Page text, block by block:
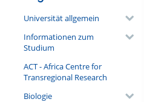
Universität allgemein
Informationen zum
Studium
ACT - Africa Centre for
Transregional Research
Biologie